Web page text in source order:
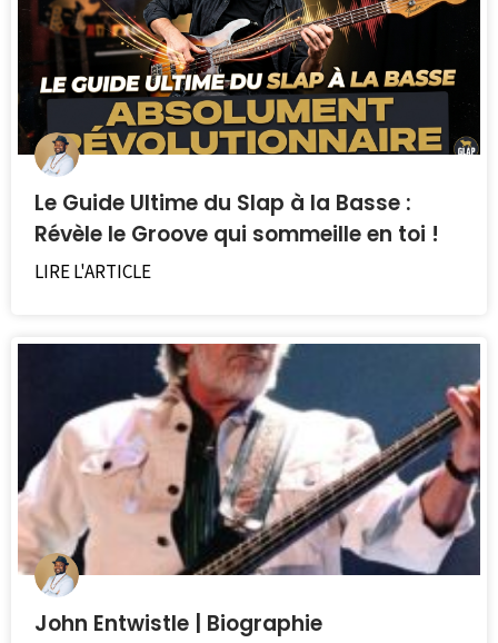
dessous.
Le Guide Ultime du Slap à la Basse :
Révèle le Groove qui sommeille en toi !
LIRE L'ARTICLE
John Entwistle | Biographie